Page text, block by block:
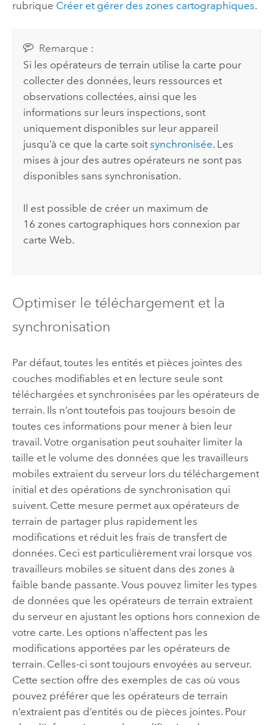
rubrique Créer et gérer des zones cartographiques.
Remarque :
Si les opérateurs de terrain utilise la carte pour
collecter des données, leurs ressources et
observations collectées, ainsi que les
informations sur leurs inspections, sont
uniquement disponibles sur leur appareil
jusqu’à ce que la carte soitsynchronisée. Les
mises à jour des autres opérateurs ne sont pas
disponibles sans synchronisation.
Il est possible de créer un maximum de
16 zones cartographiques hors connexion par
carte Web.
Optimiser le téléchargement et la
synchronisation
Par défaut, toutes les entités et pièces jointes des
couches modifiables et en lecture seule sont
téléchargées et synchronisées par les opérateurs de
terrain. Ils n’ont toutefois pas toujours besoin de
toutes ces informations pour mener à bien leur
travail. Votre organisation peut souhaiter limiter la
taille et le volume des données que les travailleurs
mobiles extraient du serveur lors du téléchargement
initial et des opérations de synchronisation qui
suivent. Cette mesure permet aux opérateurs de
terrain de partager plus rapidement les
modifications et réduit les frais de transfert de
données. Ceci est particulièrement vrai lorsque vos
travailleurs mobiles se situent dans des zones à
faible bande passante. Vous pouvez limiter les types
de données que les opérateurs de terrain extraient
du serveur en ajustant les options hors connexion de
votre carte. Les options n’affectent pas les
modifications apportées par les opérateurs de
terrain. Celles-ci sont toujours envoyées au serveur.
Cette section offre des exemples de cas où vous
pouvez préférer que les opérateurs de terrain
n’extraient pas d’entités ou de pièces jointes. Pour